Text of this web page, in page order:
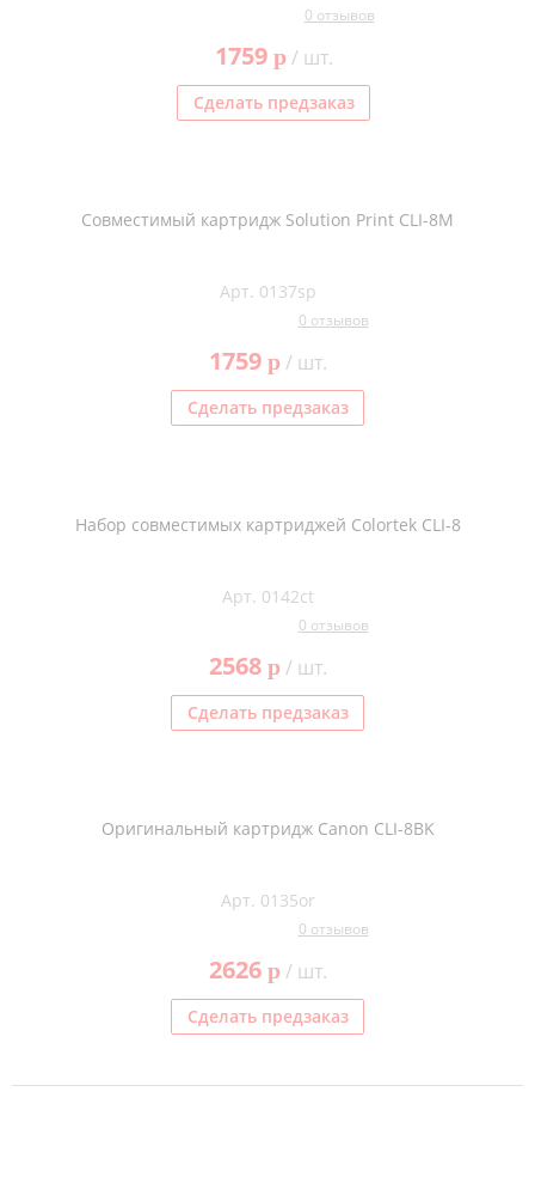
0 отзывов
1759 p/ шт.
Сделать предзаказ
Совместимый картридж Solution Print CLI-8M
Арт. 0137sp
0 отзывов
1759 p/ шт.
Сделать предзаказ
Набор совместимых картриджей Colortek CLI-8
Арт. 0142ct
0 отзывов
2568 p/ шт.
Сделать предзаказ
Оригинальный картридж Canon CLI-8BK
Арт. 0135or
0 отзывов
2626 p/ шт.
Сделать предзаказ